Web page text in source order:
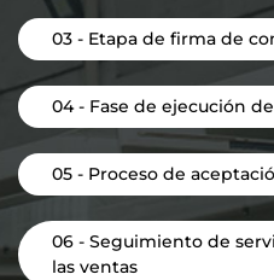
03 - Etapa de firma de
04 - Fase de ejecución
05 - Proceso de
06 - Seguimiento de
las ventas